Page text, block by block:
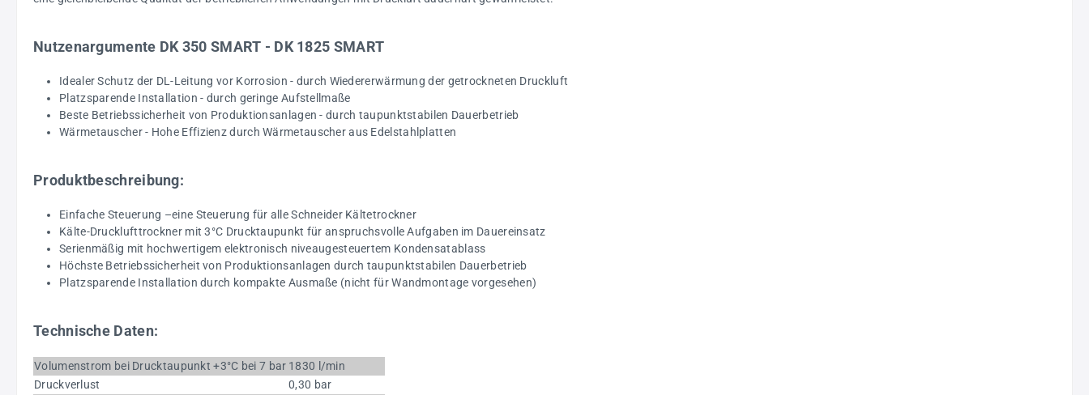
Nutzenargumente DK 350 SMART - DK 1825 SMART
Idealer Schutz der DL-Leitung vor Korrosion - durch Wiedererwärmung der getrockneten Druckluft
Platzsparende Installation - durch geringe Aufstellmaße
Beste Betriebssicherheit von Produktionsanlagen - durch taupunktstabilen Dauerbetrieb
Wärmetauscher - Hohe Effizienz durch Wärmetauscher aus Edelstahlplatten
Produktbeschreibung:
Einfache Steuerung –eine Steuerung für alle Schneider Kältetrockner
Kälte-Drucklufttrockner mit 3°C Drucktaupunkt für anspruchsvolle Aufgaben im Dauereinsatz
Serienmäßig mit hochwertigem elektronisch niveaugesteuertem Kondensatablass
Höchste Betriebssicherheit von Produktionsanlagen durch taupunktstabilen Dauerbetrieb
Platzsparende Installation durch kompakte Ausmaße (nicht für Wandmontage vorgesehen)
Technische Daten:
Volumenstrom bei Drucktaupunkt +3°C bei 7 bar 1830 l/min
Druckverlust
0,30 bar